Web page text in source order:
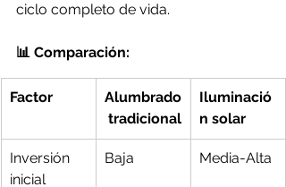
ciclo completo de vida.
📊 Comparación:
Factor
Alumbrado
tradicional
Iluminació
n solar
Inversión
inicial
Baja Media-Alta